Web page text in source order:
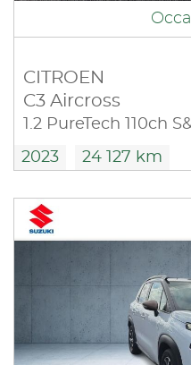
CITROEN
C3 Aircross
1.2 PureTech 110ch
2023 24 127 km